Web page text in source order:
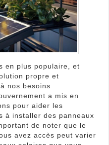
en plus populaire, et
propre et
nos besoins
a mis en
pour aider les
à installer des panneaux
de noter que le
avez accès peut varier